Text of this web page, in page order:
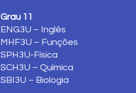
Grau 11
ENG3U – Inglês
MHF3U – Funções
SPH3U-Física
SCH3U – Química
SBI3U – Biologia